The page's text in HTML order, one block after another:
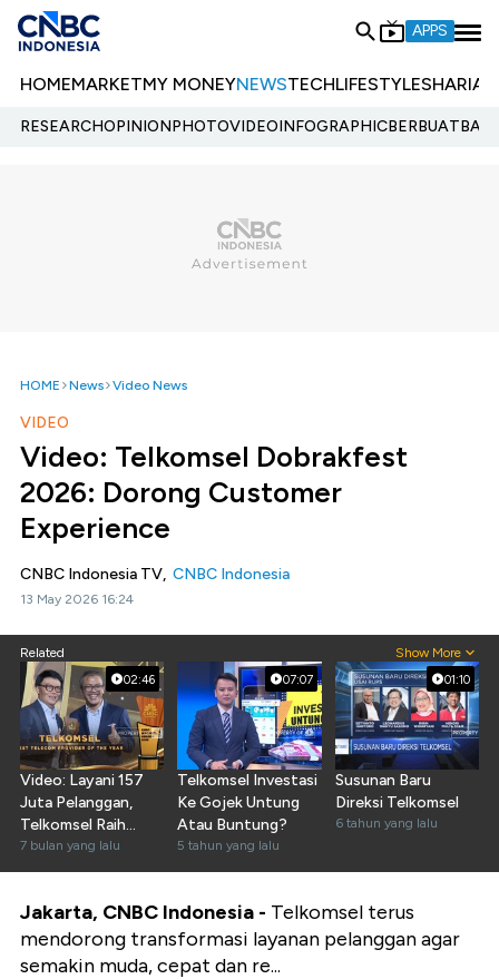
APPS
HOMEMARKETMY MONEYNEWSTECHLIFESTYLESHARIA
RESEARCHOPINIONPHOTOVIDEOINFOGRAPHIC
HOME News Video News
VIDEO
Video: Telkomsel Dobrakfest
2026: Dorong Customer
Experience
CNBC Indonesia TV, CNBC Indonesia
13 May 2026 16:24
Related Show More
02:46
Video: Layani 157
Juta Pelanggan,
Telkomsel Raih
CNBC Awards 2025
7 bulan yang lalu
07:07
Telkomsel Investasi
Ke Gojek Untung
Atau Buntung?
5 tahun yang lalu
01:10
Susunan Baru
Direksi Telkomsel
6 tahun yang lalu
Jakarta, CNBC Indonesia - Telkomsel terus
mendorong transformasi layanan pelanggan agar
semakin muda, cepat dan re...